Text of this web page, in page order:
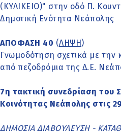
(ΚΥΛΙΚΕΙΟ)" στην οδό Π.
Δημοτική Ενότητα Νεάπολης
ΑΠΟΦΑΣΗ 40 (ΛΗΨΗ )
Γνωμοδότηση σχετικά με την
από πεζοδρόμια της Δ.Ε.
7η τακτική συνεδρίαση του
Κοινότητας Νεάπολης στις
ΔΗΜΟΣΙΑ ΔΙΑΒΟΥΛΕΥΣΗ -